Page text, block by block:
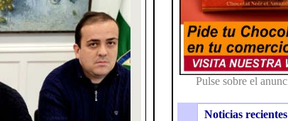
Noticias recientes